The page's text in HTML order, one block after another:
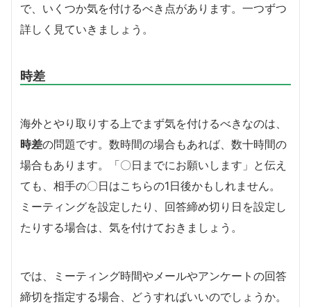
で、いくつか気を付けるべき点があります。一つずつ
詳しく見ていきましょう。
時差
海外とやり取りする上でまず気を付けるべきなのは、
時差の問題です。数時間の場合もあれば、数十時間の
場合もあります。「〇日までにお願いします」と伝え
ても、相手の〇日はこちらの1日後かもしれません。
ミーティングを設定したり、回答締め切り日を設定し
たりする場合は、気を付けておきましょう。
では、ミーティング時間やメールやアンケートの回答
締切を指定する場合、どうすればいいのでしょうか。